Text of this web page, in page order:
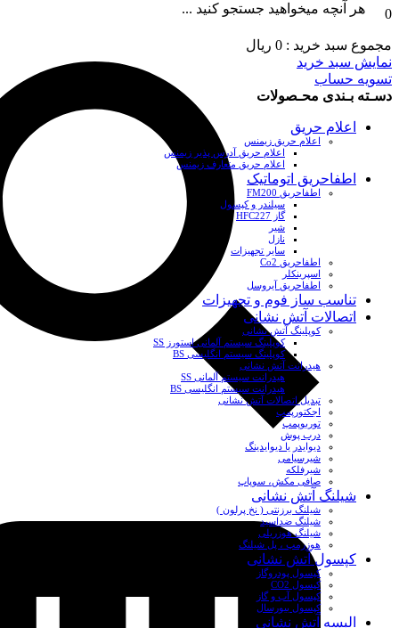
هر آنچه میخواهید جستجو کنید ...
0
مجموع سبد خرید : 0 ریال
نمایش سبد خرید
تسویه حساب
دسـته بـندی محـصولات
اعلام حریق
اعلام حریق زیمنس
اعلام حریق آدرس پذیر زیمنس
اعلام حریق متعارف زیمنس
اطفاحریق اتوماتیک
اطفاحریق FM200
سیلندر و کپسول
گاز HFC227
شیر
نازل
سایر تجهیزات
اطفاحریق Co2
اسپرینکلر
اطفاحریق آیروسل
تناسب ساز فوم و تجهیزات
اتصالات آتش نشانی
کوپلینگ آتش نشانی
کوپلینگ سیستم آلمانی استورز SS
کوپلینگ سیستم انگلیسی BS
هیدرانت آتش نشانی
هیدرانت سیستم آلمانی SS
هیدرانت سیستم انگلیسی BS
تبدیل اتصالات آتش نشانی
اجکتورپمپ
توربوپمپ
درب پوش
دیوایدر یا دیوایدینگ
شیرسیامی
شیرفلکه
صافی مکش، سوپاپ
شیلنگ آتش نشانی
شیلنگ برزنتی ( نخ پرلون )
شیلنگ ضداسید
شیلنگ هوزریلی
هوزرمپ ، پل شیلنگ
کپسول آتش نشانی
کپسول پودروگاز
کپسول CO2
کپسول آب و گاز
کپسول بیورسال
البسه آتش نشانی